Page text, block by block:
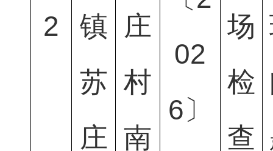
2
镇
苏
庄
庄
村
南
02
6〕
场
检
查